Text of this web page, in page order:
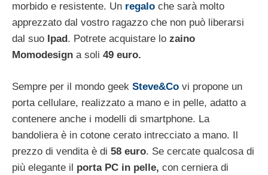
morbido e resistente. Un regalo che sarà molto
apprezzato dal vostro ragazzo che non può liberarsi
dal suo Ipad. Potrete acquistare lo zaino
Momodesign a soli 49 euro.
Sempre per il mondo geek Steve&Co vi propone un
porta cellulare, realizzato a mano e in pelle, adatto a
contenere anche i modelli di smartphone. La
bandoliera è in cotone cerato intrecciato a mano. Il
prezzo di vendita è di 58 euro. Se cercate qualcosa di
più elegante il porta PC in pelle, con cerniera di